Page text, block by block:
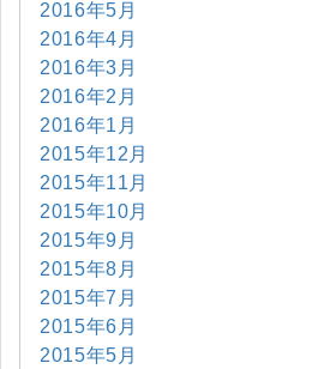
2016年5月
2016年4月
2016年3月
2016年2月
2016年1月
2015年12月
2015年11月
2015年10月
2015年9月
2015年8月
2015年7月
2015年6月
2015年5月